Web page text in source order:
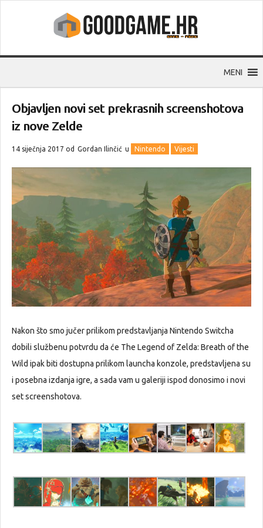
MENI
Objavljen novi set prekrasnih screenshotova
iz nove Zelde
14 siječnja 2017 od Gordan Ilinčić u Nintendo Vijesti
Nakon što smo jučer prilikom predstavljanja Nintendo Switcha
dobili službenu potvrdu da će The Legend of Zelda: Breath of the
Wild ipak biti dostupna prilikom launcha konzole, predstavljena su
i posebna izdanja igre, a sada vam u galeriji ispod donosimo i novi
set screenshotova.